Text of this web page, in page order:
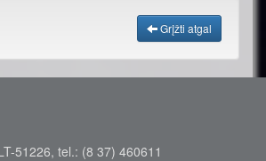
Grįžti atgal
51226, tel.: (8 37) 460611